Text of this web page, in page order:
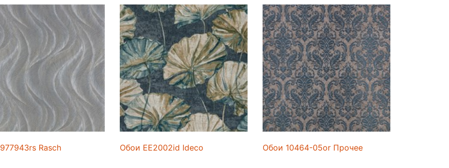
Rasch Обои EE2002id Ideco Обои 10464-05or Прочее